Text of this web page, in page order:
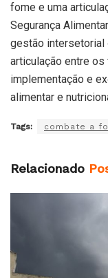
fome e uma
Segurança
gestão intersetorial
articulação entre
implementação e
alimentar e
Tags: combate a
Relacionado